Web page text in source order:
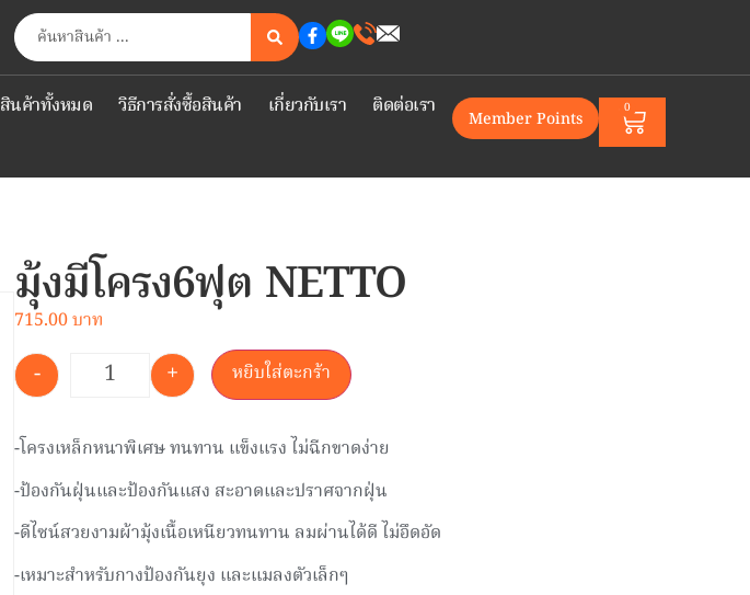
สินค้าทั้งหมด วิธีการสั่งซื้อสินค้า เกี่ยวกับเรา ติดต่อเรา Member Points 0
มุ้งมีโครง6ฟุต NETTO
715.00
- + หยิบใส่ตะกร้า
-โครงเหล็กหนาพิเศษ ทนทาน แข็งแรง ไม่ฉีกขาดง่าย
-ป้องกันฝุ่นและป้องกันแสง สะอาดและปราศจากฝุ่น
-ดีไซน์สวยงามผ้ามุ้งเนื้อเหนียวทนทาน ลมผ่านได้ดี ไม่อึดอัด
-เหมาะสำหรับกางป้องกันยุง และแมลงตัวเล็กๆ